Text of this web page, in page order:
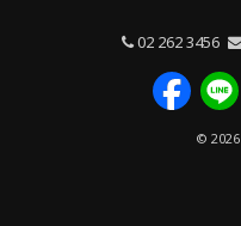
02 262 3456
© 2026